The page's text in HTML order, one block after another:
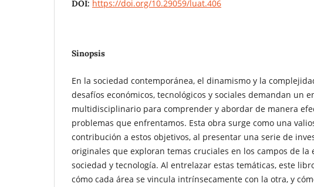
DOI: https://doi.org/10.29059/luat.406
Sinopsis
En la sociedad contemporánea, el dinamismo y la
desafíos económicos, tecnológicos y sociales demandan un
multidisciplinario para comprender y abordar de manera
problemas que enfrentamos. Esta obra surge como una
contribución a estos objetivos, al presentar una serie de
originales que exploran temas cruciales en los campos de la
sociedad y tecnología. Al entrelazar estas temáticas, este
cómo cada área se vincula intrínsecamente con la otra, y